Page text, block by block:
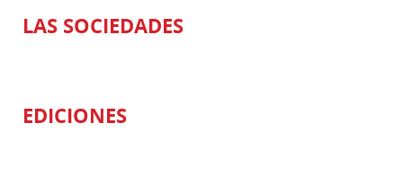
LAS SOCIEDADES
EDICIONES